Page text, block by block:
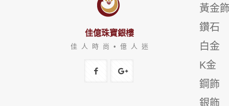
佳億珠寶銀樓
佳 人 時 尚 • 億 人 迷
黃金
鑽石
白金
K金
鋼飾
銀飾